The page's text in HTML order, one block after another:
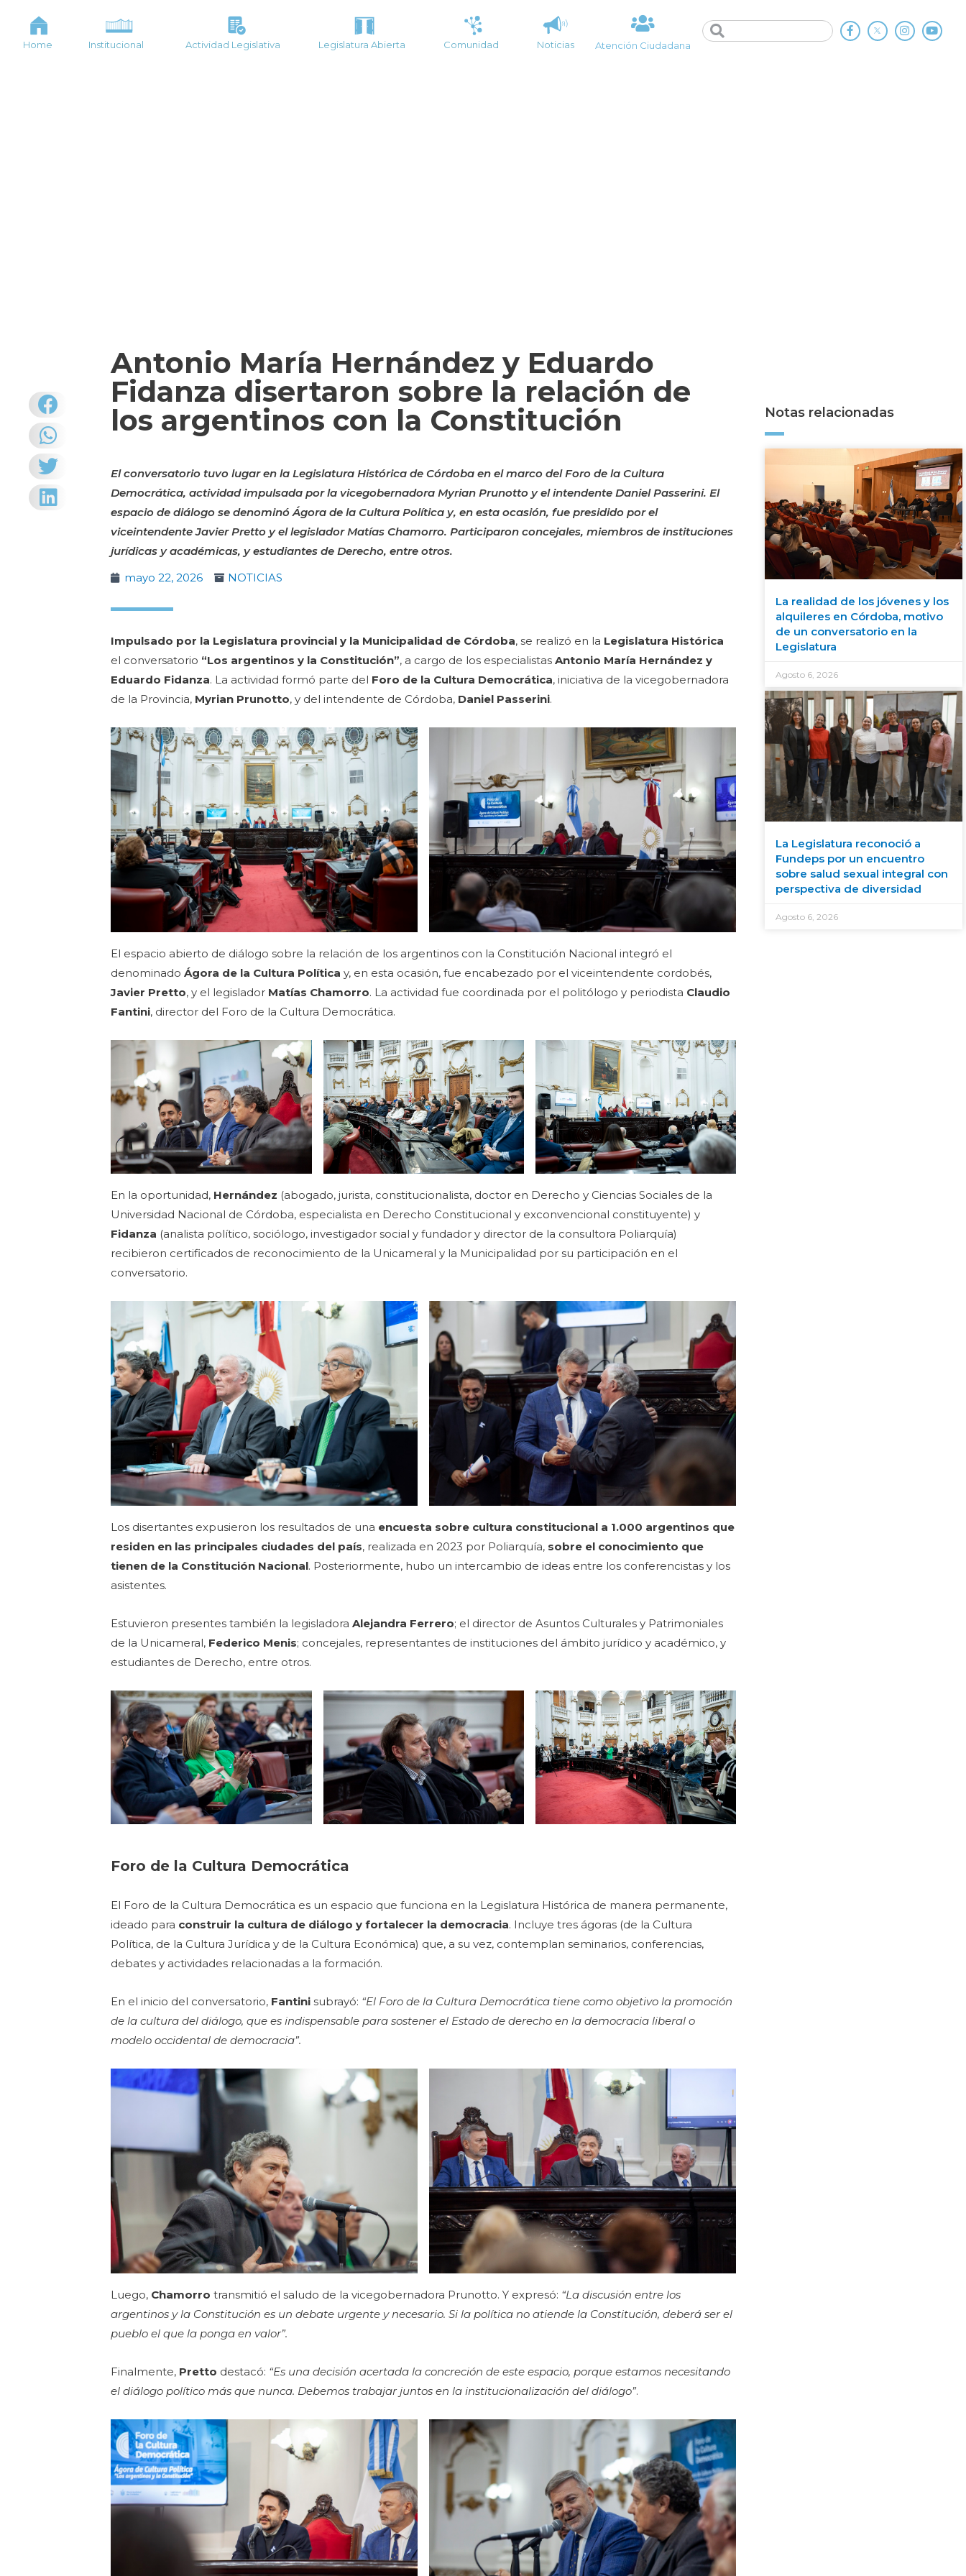
Home Institucional Actividad Legislativa Legislatura Abierta Comunidad Noticias Atención Ciudadana
Antonio María Hernández y Eduardo
Fidanza disertaron sobre la relación de
los argentinos con la Constitución
El conversatorio tuvo lugar en la Legislatura Histórica de Córdoba en el marco del Foro de la Cultura
Democrática, actividad impulsada por la vicegobernadora Myrian Prunotto y el intendente Daniel Passerini. El
espacio de diálogo se denominó Ágora de la Cultura Política y, en esta ocasión, fue presidido por el
viceintendente Javier Pretto y el legislador Matías Chamorro. Participaron concejales, miembros de instituciones
jurídicas y académicas, y estudiantes de Derecho, entre otros.
mayo 22, 2026
NOTICIAS
Impulsado por la Legislatura provincial y la Municipalidad de Córdoba, se realizó en la Legislatura Histórica
el conversatorio “Los argentinos y la Constitución”, a cargo de los especialistasAntonio María Hernández y
Eduardo Fidanza. La actividad formó parte del Foro de la Cultura Democrática, iniciativa de la vicegobernadora
de la Provincia, Myrian Prunotto, y del intendente de Córdoba, Daniel Passerini.
El espacio abierto de diálogo sobre la relación de los argentinos con la Constitución Nacional integró el
denominadoÁgora de la Cultura Política y, en esta ocasión, fue encabezado por el viceintendente cordobés,
Javier Pretto, y el legislador Matías Chamorro. La actividad fue coordinada por el politólogo y periodista Claudio
Fantini, director del Foro de la Cultura Democrática.
En la oportunidad, Hernández (abogado, jurista, constitucionalista, doctor en Derecho y Ciencias Sociales de la
Universidad Nacional de Córdoba, especialista en Derecho Constitucional y exconvencional constituyente) y
Fidanza (analista político, sociólogo, investigador social y fundador y director de la consultora Poliarquía)
recibieron certificados de reconocimiento de la Unicameral y la Municipalidad por su participación en el
conversatorio.
Los disertantes expusieron los resultados de una encuesta sobre cultura constitucional a 1.000 argentinos que
residen en las principales ciudades del país, realizada en 2023 por Poliarquía, sobre el conocimiento que
tienen de la Constitución Nacional. Posteriormente, hubo un intercambio de ideas entre los conferencistas y los
asistentes.
Estuvieron presentes también la legisladoraAlejandra Ferrero; el director de Asuntos Culturales y Patrimoniales
de la Unicameral, Federico Menis; concejales, representantes de instituciones del ámbito jurídico y académico, y
estudiantes de Derecho, entre otros.
Foro de la Cultura Democrática
El Foro de la Cultura Democrática es un espacio que funciona en la Legislatura Histórica de manera permanente,
ideado para construir la cultura de diálogo y fortalecer la democracia. Incluye tres ágoras (de la Cultura
Política, de la Cultura Jurídica y de la Cultura Económica) que, a su vez, contemplan seminarios, conferencias,
debates y actividades relacionadas a la formación.
En el inicio del conversatorio, Fantini subrayó: “El Foro de la Cultura Democrática tiene como objetivo la promoción
de la cultura del diálogo, que es indispensable para sostener el Estado de derecho en la democracia liberal o
modelo occidental de democracia”.
Luego, Chamorro transmitió el saludo de la vicegobernadora Prunotto. Y expresó: “La discusión entre los
argentinos y la Constitución es un debate urgente y necesario. Si la política no atiende la Constitución, deberá ser el
pueblo el que la ponga en valor”.
Finalmente, Pretto destacó: “Es una decisión acertada la concreción de este espacio, porque estamos necesitando
el diálogo político más que nunca. Debemos trabajar juntos en la institucionalización del diálogo”.
Notas relacionadas
La realidad de los jóvenes y los
alquileres en Córdoba, motivo
de un conversatorio en la
Legislatura
Agosto 6, 2026
La Legislatura reconoció a
Fundeps por un encuentro
sobre salud sexual integral con
perspectiva de diversidad
Agosto 6, 2026